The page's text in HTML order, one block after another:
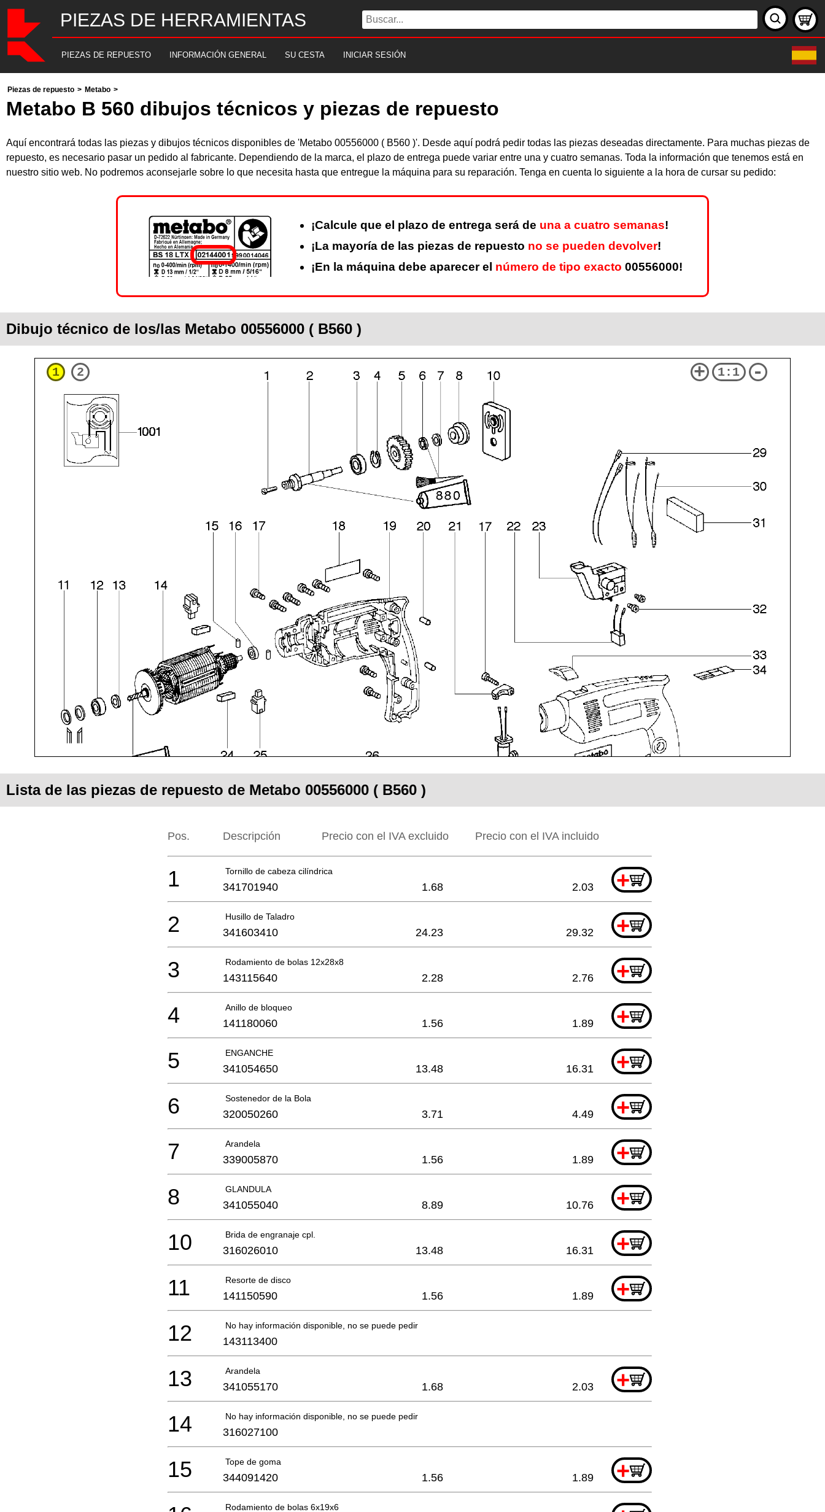
PIEZAS DE HERRAMIENTAS
PIEZAS DE REPUESTO INFORMACIÓN GENERAL SU CESTA INICIAR SESIÓN
Piezas de repuesto > Metabo >
Metabo B 560 dibujos técnicos y piezas de repuesto
Aquí encontrará todas las piezas y dibujos técnicos disponibles de 'Metabo 00556000 ( B560 )'. Desde aquí podrá pedir todas las piezas deseadas directamente. Para muchas piezas de
repuesto, es necesario pasar un pedido al fabricante. Dependiendo de la marca, el plazo de entrega puede variar entre una y cuatro semanas. Toda la información que tenemos está en
nuestro sitio web. No podremos aconsejarle sobre lo que necesita hasta que entregue la máquina para su reparación. Tenga en cuenta lo siguiente a la hora de cursar su pedido:
¡Calcule que el plazo de entrega será de una a cuatro semanas!
¡La mayoría de las piezas de repuesto no se pueden devolver!
¡En la máquina debe aparecer el número de tipo exacto 00556000!
Dibujo técnico de los/las Metabo 00556000 ( B560 )
1 2 + 1:1 -
Lista de las piezas de repuesto de Metabo 00556000 ( B560 )
Pos. Descripción Precio con el IVA excluido Precio con el IVA incluido
Tornillo de cabeza cilíndrica +
1 341701940 1.68 2.03
Husillo de Taladro +
2 341603410 24.23 29.32
Rodamiento de bolas 12x28x8 +
3 143115640 2.28 2.76
Anillo de bloqueo +
4 141180060 1.56 1.89
ENGANCHE +
5 341054650 13.48 16.31
Sostenedor de la Bola +
6 320050260 3.71 4.49
Arandela +
7 339005870 1.56 1.89
GLANDULA +
8 341055040 8.89 10.76
Brida de engranaje cpl. +
10 316026010 13.48 16.31
Resorte de disco +
11 141150590 1.56 1.89
No hay información disponible, no se puede pedir
12 143113400
Arandela +
13 341055170 1.68 2.03
No hay información disponible, no se puede pedir
14 316027100
Tope de goma +
15 344091420 1.56 1.89
Rodamiento de bolas 6x19x6